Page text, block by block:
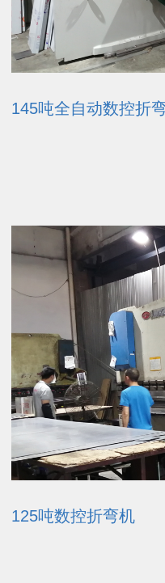
145吨全自动数控折
125吨数控折弯机